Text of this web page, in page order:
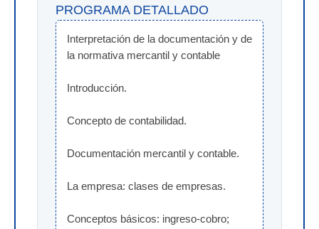
PROGRAMA DETALLADO
Interpretación de la documentación y de
la normativa mercantil y contable
Introducción.
Concepto de contabilidad.
Documentación mercantil y contable.
La empresa: clases de empresas.
Conceptos básicos: ingreso-cobro;